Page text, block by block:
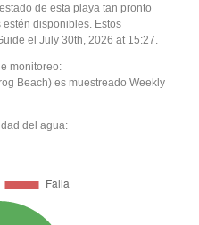
de esta playa tan pronto
disponibles. Estos
el July 30th, 2026 at 15:27.
monitoreo:
Beach) es muestreado Weekly
del agua: